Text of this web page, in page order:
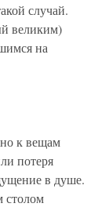
случай.
великим)
на
к вещам
потеря
в душе.
столом